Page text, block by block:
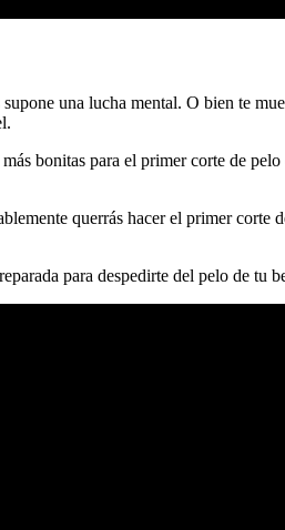
una lucha mental. O bien te
bonitas para el primer corte de
querrás hacer el primer corte
para despedirte del pelo de tu